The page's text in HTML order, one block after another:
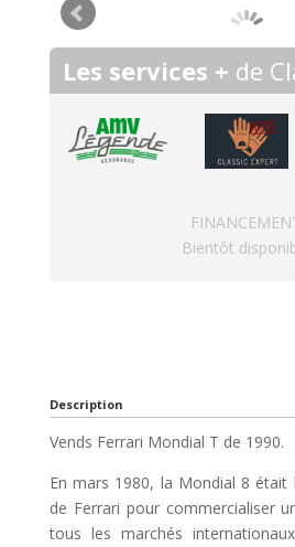
Les services + de
Bientôt
Description
Vends Ferrari Mondial T de 1990.
En mars 1980, la Mondial 8 était
de Ferrari pour commercialiser
tous les marchés